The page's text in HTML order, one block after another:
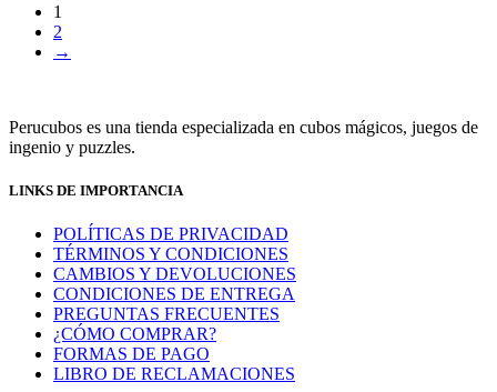
1
2
→
Perucubos es una tienda especializada en cubos mágicos, juegos de
ingenio y puzzles.
LINKS DE IMPORTANCIA
POLÍTICAS DE PRIVACIDAD
TÉRMINOS Y CONDICIONES
CAMBIOS Y DEVOLUCIONES
CONDICIONES DE ENTREGA
PREGUNTAS FRECUENTES
¿CÓMO COMPRAR?
FORMAS DE PAGO
LIBRO DE RECLAMACIONES